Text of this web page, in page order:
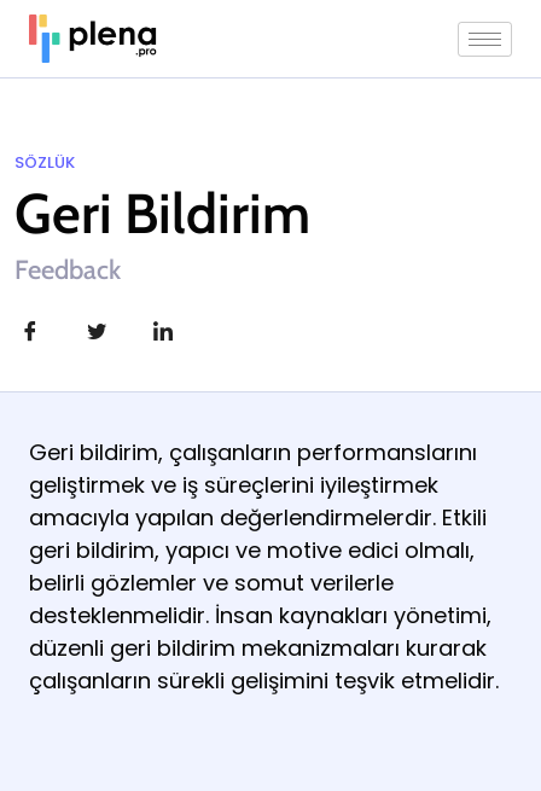
SÖZLÜK
Geri Bildirim
Feedback
Geri bildirim, çalışanların performanslarını
geliştirmek ve iş süreçlerini iyileştirmek
amacıyla yapılan değerlendirmelerdir. Etkili
geri bildirim, yapıcı ve motive edici olmalı,
belirli gözlemler ve somut verilerle
desteklenmelidir. İnsan kaynakları yönetimi,
düzenli geri bildirim mekanizmaları kurarak
çalışanların sürekli gelişimini teşvik etmelidir.